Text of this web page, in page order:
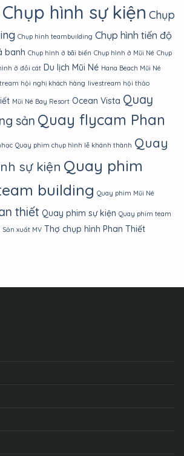
Chụp hình sự kiện Chụp
Chụp hình teambuilding Chụp hình tiến độ
banh Chụp hình ở bãi biển Chụp hình ở Mũi Né Chụp
ở đồi cát Du lịch Mũi Né Hana Beach Mũi Né
hội nghị khách hàng livestream hội thảo
Mũi Né Bay Resort Ocean Vista Quay
sản Quay flycam Phan
Quay phim chụp hình lễ khánh thành Quay
sự kiện Quay phim
building Quay phim Mũi Né
thiết Quay phim sự kiện Quay phim team
Sản xuất MV Thợ chụp hình Phan Thiết